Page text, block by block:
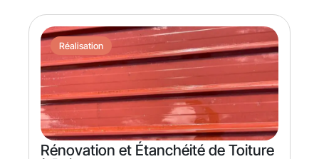
Réalisation
Rénovation et Étanchéité de Toiture